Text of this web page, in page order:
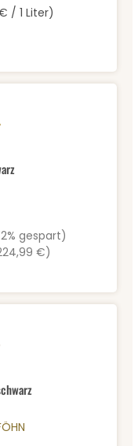
/ 1 Liter)
von 5 Sternen
gespart)
€)
von 5 Sternen